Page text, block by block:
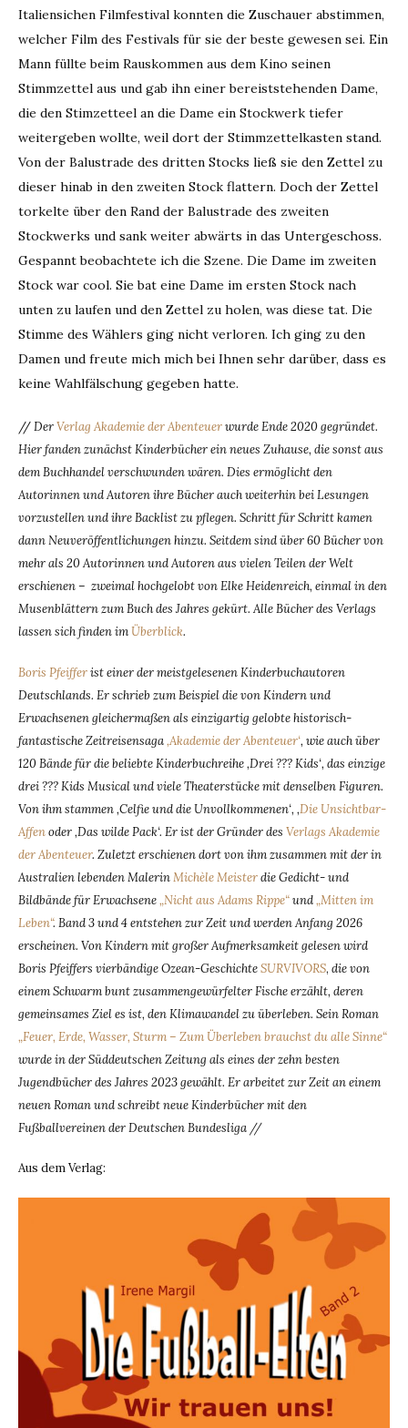
Italiensichen Filmfestival konnten die Zuschauer abstimmen,
welcher Film des Festivals für sie der beste gewesen sei. Ein
Mann füllte beim Rauskommen aus dem Kino seinen
Stimmzettel aus und gab ihn einer bereiststehenden Dame,
die den Stimzetteel an die Dame ein Stockwerk tiefer
weitergeben wollte, weil dort der Stimmzettelkasten stand.
Von der Balustrade des dritten Stocks ließ sie den Zettel zu
dieser hinab in den zweiten Stock flattern. Doch der Zettel
torkelte über den Rand der Balustrade des zweiten
Stockwerks und sank weiter abwärts in das Untergeschoss.
Gespannt beobachtete ich die Szene. Die Dame im zweiten
Stock war cool. Sie bat eine Dame im ersten Stock nach
unten zu laufen und den Zettel zu holen, was diese tat. Die
Stimme des Wählers ging nicht verloren. Ich ging zu den
Damen und freute mich mich bei Ihnen sehr darüber, dass es
keine Wahlfälschung gegeben hatte.
//DerVerlag Akademie der Abenteuerwurde Ende 2020 gegründet.
Hier fanden zunächst Kinderbücher ein neues Zuhause, die sonst aus
dem Buchhandel verschwunden wären. Dies ermöglicht den
Autorinnen und Autoren ihre Bücher auch weiterhin bei Lesungen
vorzustellen und ihre Backlist zu pflegen. Schritt für Schritt kamen
dann Neuveröffentlichungen hinzu. Seitdem sind über 60 Bücher von
mehr als 20 Autorinnen und Autoren aus vielen Teilen der Welt
erschienen – zweimal hochgelobt von Elke Heidenreich, einmal in den
Musenblättern zum Buch des Jahres gekürt. Alle Bücher des Verlags
lassen sich finden imÜberblick.
Boris Pfeifferist einer der meistgelesenen Kinderbuchautoren
Deutschlands. Er schrieb zum Beispiel die von Kindern und
Erwachsenen gleichermaßen als einzigartig gelobte historisch-
fantastische Zeitreisensaga‚Akademie der Abenteuer‘, wie auch über
120 Bände für die beliebte Kinderbuchreihe ‚Drei ??? Kids‘, das einzige
drei ??? Kids Musical und viele Theaterstücke mit denselben Figuren.
Von ihm stammen ‚Celfie und die Unvollkommenen‘, ‚Die Unsichtbar-
Affenoder ‚Das wilde Pack‘. Er ist der Gründer des Verlags Akademie
der Abenteuer. Zuletzt erschienen dort von ihm zusammen mit der in
Australien lebenden MalerinMichèle Meisterdie Gedicht- und
Bildbände für Erwachsene„Nicht aus Adams Rippe“und„Mitten im
Leben“. Band 3 und 4 entstehen zur Zeit und werden Anfang 2026
erscheinen. Von Kindern mit großer Aufmerksamkeit gelesen wird
Boris Pfeiffers vierbändige Ozean-GeschichteSURVIVORS, die von
einem Schwarm bunt zusammengewürfelter Fische erzählt, deren
gemeinsames Ziel es ist, den Klimawandel zu überleben. Sein Roman
„Feuer, Erde, Wasser, Sturm – Zum Überleben brauchst du alle Sinne“
wurde in der Süddeutschen Zeitung als eines der zehn besten
Jugendbücher des Jahres 2023 gewählt. Er arbeitet zur Zeit an einem
neuen Roman und schreibt neue Kinderbücher mit den
Fußballvereinen der Deutschen Bundesliga //
Aus dem Verlag: